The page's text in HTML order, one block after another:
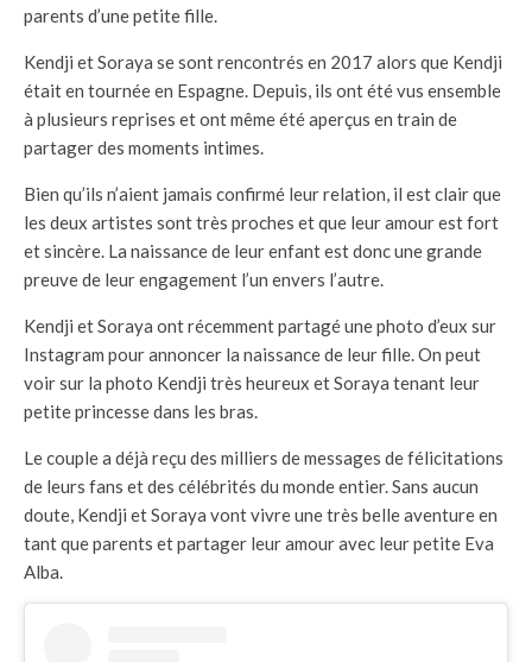
parents d’une petite fille.
Kendji et Soraya se sont rencontrés en 2017 alors que Kendji
était en tournée en Espagne. Depuis, ils ont été vus ensemble
à plusieurs reprises et ont même été aperçus en train de
partager des moments intimes.
Bien qu’ils n’aient jamais confirmé leur relation, il est clair que
les deux artistes sont très proches et que leur amour est fort
et sincère. La naissance de leur enfant est donc une grande
preuve de leur engagement l’un envers l’autre.
Kendji et Soraya ont récemment partagé une photo d’eux sur
Instagram pour annoncer la naissance de leur fille. On peut
voir sur la photo Kendji très heureux et Soraya tenant leur
petite princesse dans les bras.
Le couple a déjà reçu des milliers de messages de félicitations
de leurs fans et des célébrités du monde entier. Sans aucun
doute, Kendji et Soraya vont vivre une très belle aventure en
tant que parents et partager leur amour avec leur petite Eva
Alba.